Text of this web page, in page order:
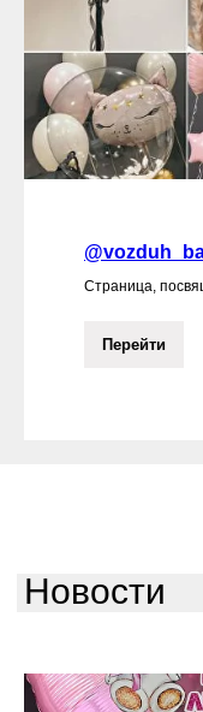
Страница,
Перейти
Новости